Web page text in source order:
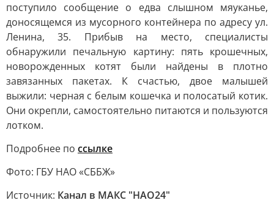
поступило сообщение о едва слышном мяуканье,
доносящемся из мусорного контейнера по адресу ул.
Ленина, 35. Прибыв на место, специалисты
обнаружили печальную картину: пять крошечных,
новорожденных котят были найдены в плотно
завязанных пакетах. К счастью, двое малышей
выжили: черная с белым кошечка и полосатый котик.
Они окрепли, самостоятельно питаются и пользуются
лотком.
Подробнее по ссылке
Фото: ГБУ НАО «СББЖ»
Источник: Канал в МАКС "НАО24"